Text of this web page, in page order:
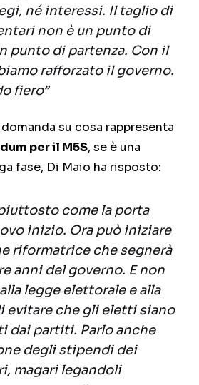
né interessi. Il taglio di
non è un punto di
punto di partenza. Con il
rafforzato il governo.
fiero”
su cosa rappresenta
per il M5S, se è una
fase, Di Maio ha risposto:
come la porta
inizio. Ora può iniziare
riformatrice che segnerà
anni del governo. E non
legge elettorale e alla
evitare che gli eletti siano
dai partiti. Parlo anche
degli stipendi dei
magari legandoli